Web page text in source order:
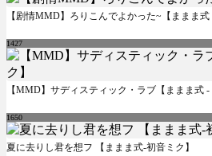
【剧情MMD】ろりこんでよかった~【ままま式
1427
【MMD】サディスティック・ラブ【ままま式 -
1650
夏に去りし君を想フ 【ままま式-初音ミク】